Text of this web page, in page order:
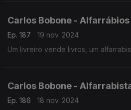
Carlos Bobone - Alfarrábios
Ep. 187
19 nov. 2024
Um livreiro vende livros, um
Carlos Bobone -
Ep. 186
18 nov. 2024